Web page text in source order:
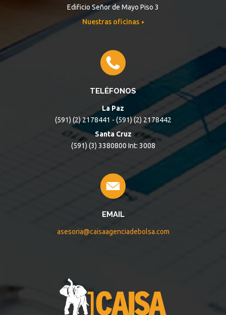
Edificio Señor de Mayo Piso 3
Nuestras oficinas
TELÉFONOS
La Paz
(591) (2) 2178441 - (591) (2) 2178442
Santa Cruz
(591) (3) 3380800 Int: 3008
EMAIL
asesoria@caisaagenciadebolsa.com